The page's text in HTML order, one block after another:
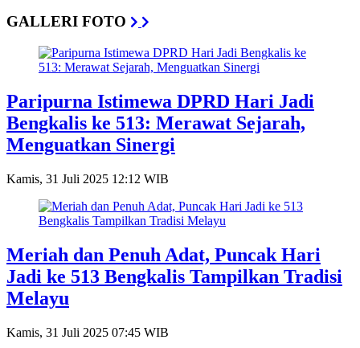
GALLERI FOTO
Paripurna Istimewa DPRD Hari Jadi
Bengkalis ke 513: Merawat Sejarah,
Menguatkan Sinergi
Kamis, 31 Juli 2025 12:12 WIB
Meriah dan Penuh Adat, Puncak Hari
Jadi ke 513 Bengkalis Tampilkan Tradisi
Melayu
Kamis, 31 Juli 2025 07:45 WIB